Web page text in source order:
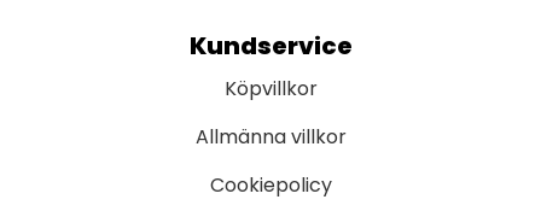
Kundservice
Köpvillkor
Allmänna villkor
Cookiepolicy